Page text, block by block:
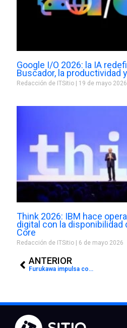
Google I/O 2026: la IA
Buscador, la productividad
Redacción de ITSitio 19 de mayo 2026
Think 2026: IBM hace
digital con la disponibilidad
Core
Redacción de ITSitio 6 de mayo 2026
ANTERIOR
Furukawa impulsa concurso Latinoamericano de Innovación Tecnológica